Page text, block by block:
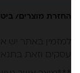
החזרת מוצרים/
עסקים וזאת